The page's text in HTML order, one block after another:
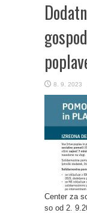
8. 9. 2023
Center za
so od 2.